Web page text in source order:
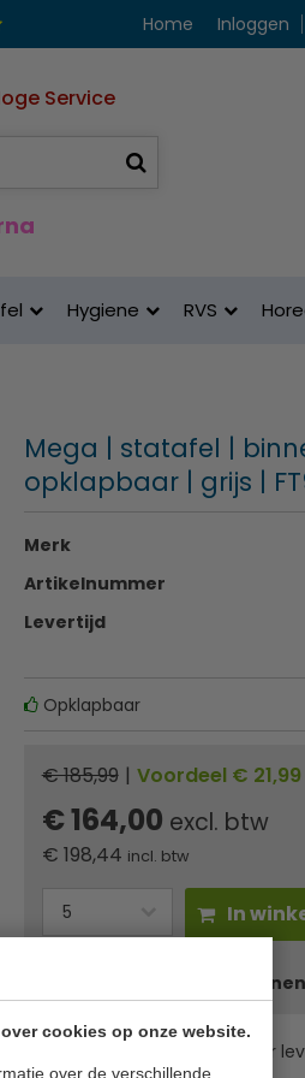
cookies op onze website.
over de verschillende
Home Inloggen
Service
Hygiene RVS
Mega | statafel |
opklapbaar | grijs |
Merk
Artikelnummer
Levertijd
Opklapbaar
€ 185,99 | Voordeel € 21,99
€ 164,00 excl. btw
€ 198,44 incl. btw
In
in 3 termijnen
✔ Gratis verzending* ✔ 24 uur